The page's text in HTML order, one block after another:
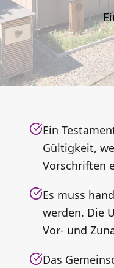
Ein
Gültigkeit,
Vorschriften
Es muss
werden. Die
Vor- und
Das